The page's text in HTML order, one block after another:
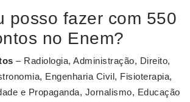
posso fazer com 550
no Enem?
– Radiologia, Administração, Direito,
Engenharia Civil, Fisioterapia,
e Propaganda, Jornalismo, Educação